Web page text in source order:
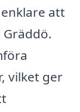
att
vilket ger